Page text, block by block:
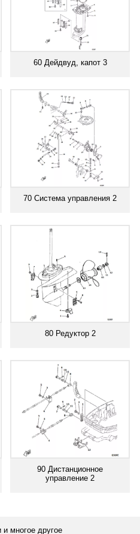
60 Дейдвуд, капот 3
70 Система управления 2
80 Редуктор 2
90 Дистанционное
управление 2
и многое другое